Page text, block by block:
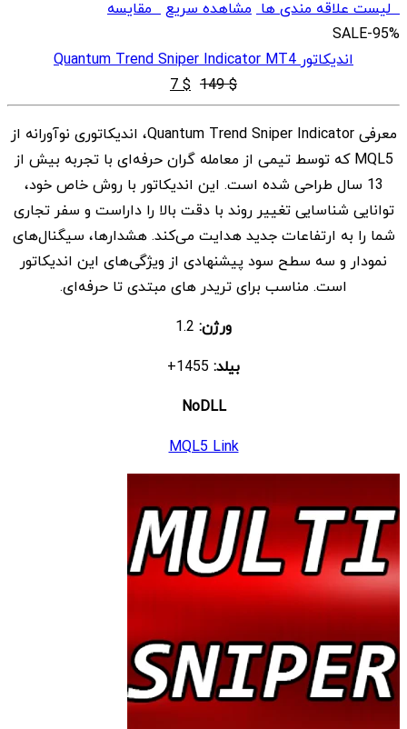
لیست علاقه مندی ها مشاهده سریعمقایسه
SALE-95%
اندیکاتور Quantum Trend Sniper Indicator MT4
$
149
قیمت
اصلی
$ 149
بود.
$
7
فعلی
$ 7
است.
معرفی Quantum Trend Sniper Indicator، اندیکاتوری نوآورانه از
MQL5 که توسط تیمی از معامله گران حرفه‌ای با تجربه بیش از
13 سال طراحی شده است. این اندیکاتور با روش خاص خود،
توانایی شناسایی تغییر روند با دقت بالا را داراست و سفر تجاری
شما را به ارتفاعات جدید هدایت می‌کند. هشدارها، سیگنال‌های
نمودار و سه سطح سود پیشنهادی از ویژگی‌های این اندیکاتور
است. مناسب برای تریدر های مبتدی تا حرفه‌ای.
ورژن:
بیلد:
NoDLL
MQL5 Link